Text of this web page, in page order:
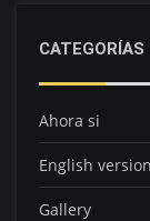
CATEGORÍAS
Ahora si
English version
Gallery